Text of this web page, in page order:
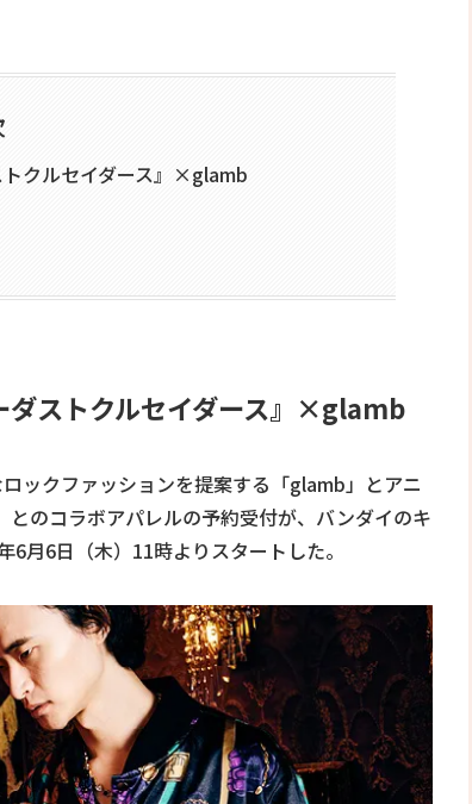
クルセイダース』×glamb
ダストクルセイダース』×glamb
ックファッションを提案する「glamb」とアニ
のコラボアパレルの予約受付が、バンダイのキ
月6日（木）11時よりスタートした。